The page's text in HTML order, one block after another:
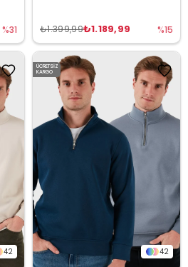
%31 ₺1.189,99
₺1.399,99 %15
42 42
ÜCRETSIZ
KARGO